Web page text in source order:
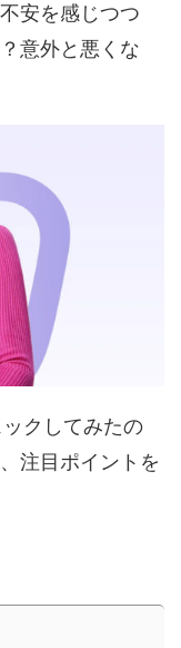
安を感じつつ
意外と悪くな
クしてみたの
注目ポイントを